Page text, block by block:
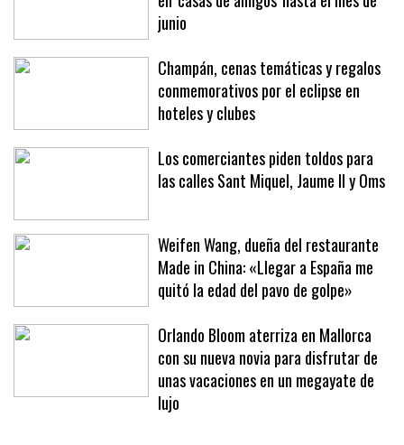
Un millón de turistas se han alojado
en 'casas de amigos' hasta el mes de
junio
Champán, cenas temáticas y regalos
conmemorativos por el eclipse en
hoteles y clubes
Los comerciantes piden toldos para
Weifen Wang, dueña del restaurante
Made in China: «Llegar a España me
quitó la edad del pavo de golpe»
Orlando Bloom aterriza en Mallorca
con su nueva novia para disfrutar de
unas vacaciones en un megayate de